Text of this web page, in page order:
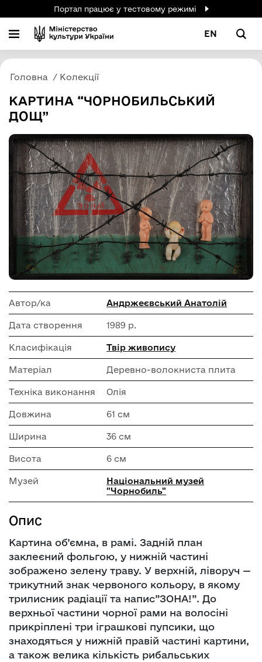
Портал працює у тестовому режимі
EN
Головна Колекції
КАРТИНА “ЧОРНОБИЛЬСЬКИЙ
ДОЩ”
Автор/ка Андржеєвський Анатолій
Дата створення 1989 р.
Класифікація Твір живопису
Матеріал Деревно-волокниста плита
Техніка виконання Олія
Довжина 61 см
Ширина 36 см
Висота 6 см
Музей
Національний музей
"Чорнобиль"
Опис
Картина об’ємна, в рамі. Задній план
заклеєний фольгою, у нижній частині
зображено зелену траву. У верхній, ліворуч —
трикутний знак червоного кольору, в якому
трилисник радіації та напис”ЗОНА!”. До
верхньої частини чорної рами на волосіні
прикріплені три іграшкові пупсики, що
знаходяться у нижній правій частині картини,
а також велика кількість рибальських